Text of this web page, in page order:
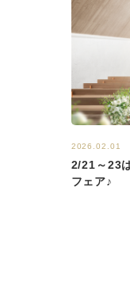
2026.02.01
2/21～23
フェア♪